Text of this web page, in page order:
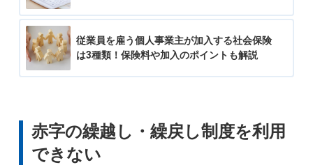
従業員を雇う個人事業主が加入する社会保険
は3種類！保険料や加入のポイントも解説
赤字の繰越し・繰戻し制度を利用
できない